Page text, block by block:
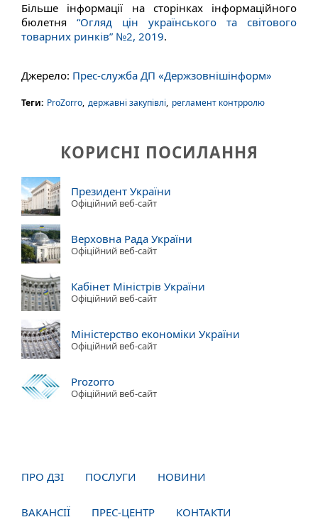
Більше інформації на сторінках інформаційного
бюлетня “Огляд цін українського та світового
товарних ринків” №2, 2019.
Джерело: Прес-служба ДП «Держзовнішінформ»
Теги: ProZorro, державні закупівлі, регламент контрролю
КОРИСНІ ПОСИЛАННЯ
Президент України
Офіційний веб-сайт
Верховна Рада України
Офіційний веб-сайт
Кабінет Міністрів України
Офіційний веб-сайт
Міністерство економіки України
Офіційний веб-сайт
Prozorro
Офіційний веб-сайт
ПРО ДЗІ ПОСЛУГИ НОВИНИ
ВАКАНСІЇ ПРЕС-ЦЕНТР КОНТАКТИ